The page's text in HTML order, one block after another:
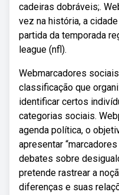
cadeiras dobráveis;.
vez na história, a
partida da temporada
league (nfl).
Webmarcadores
classificação que
identificar certos
categorias sociais.
agenda política, o
apresentar
debates sobre
pretende rastrear a
diferenças e suas